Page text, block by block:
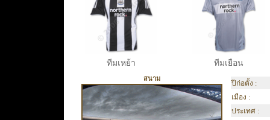
ทีมเหย้า ทีมเยือน
สนาม
ปีก่อตั้ง :
เมือง :
ประเทศ :